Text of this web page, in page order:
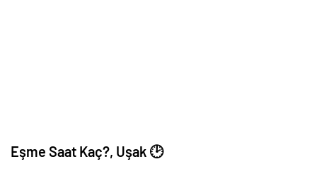
Eşme Saat Kaç?, Uşak 🕑